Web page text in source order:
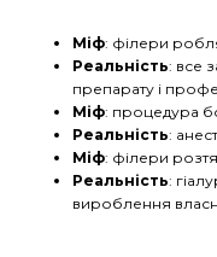
Міф: філери
Реальність: все
препарату і
Міф: процедура
Реальність:
Міф: філери
Реальність:
вироблення